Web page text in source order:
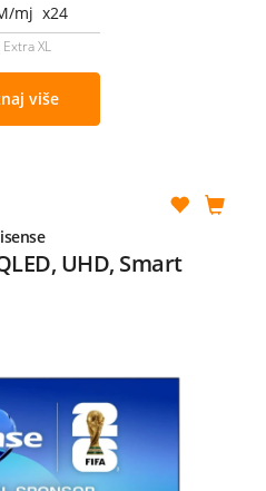
mj x24
XL
više
UHD, Smart